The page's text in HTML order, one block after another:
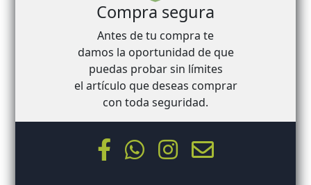
Compra segura
Antes de tu compra te
damos la oportunidad de que
puedas probar sin límites
el artículo que deseas comprar
con toda seguridad.